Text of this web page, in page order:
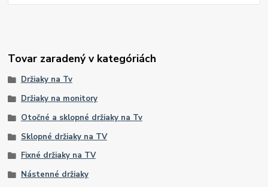
Tovar zaradený v kategóriách
Držiaky na Tv
Držiaky na monitory
Otočné a sklopné držiaky na Tv
Sklopné držiaky na TV
Fixné držiaky na TV
Nástenné držiaky